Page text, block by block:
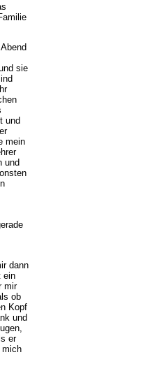
sie
und
mein
und
dann
ein
mir
ob
Kopf
und
er
mich